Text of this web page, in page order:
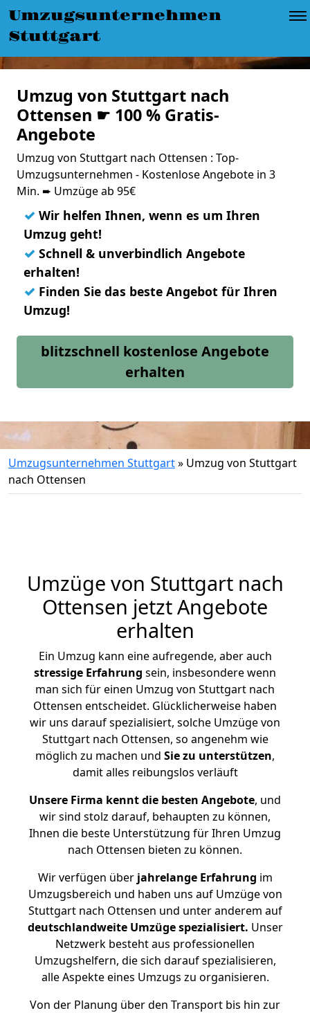
Umzugsunternehmen
Stuttgart
Umzug von Stuttgart nach
Ottensen ☛ 100 % Gratis-
Angebote
Umzug von Stuttgart nach Ottensen : Top-
Umzugsunternehmen - Kostenlose Angebote in 3
Min. ➨ Umzüge ab 95€
✓ Wir helfen Ihnen, wenn es um Ihren
Umzug geht!
✓ Schnell & unverbindlich Angebote
erhalten!
✓ Finden Sie das beste Angebot für Ihren
Umzug!
blitzschnell kostenlose Angebote
erhalten
Umzugsunternehmen Stuttgart» Umzug von Stuttgart
nach Ottensen
Umzüge von Stuttgart nach
Ottensen jetzt Angebote
erhalten
Ein Umzug kann eine aufregende, aber auch
stressige Erfahrung sein, insbesondere wenn
man sich für einen Umzug von Stuttgart nach
Ottensen entscheidet. Glücklicherweise haben
wir uns darauf spezialisiert, solche Umzüge von
Stuttgart nach Ottensen, so angenehm wie
möglich zu machen und Sie zu unterstützen,
damit alles reibungslos verläuft
Unsere Firma kennt die besten Angebote, und
wir sind stolz darauf, behaupten zu können,
Ihnen die beste Unterstützung für Ihren Umzug
nach Ottensen bieten zu können.
Wir verfügen überjahrelange Erfahrung im
Umzugsbereich und haben uns auf Umzüge von
Stuttgart nach Ottensen und unter anderem auf
deutschlandweite Umzüge spezialisiert. Unser
Netzwerk besteht aus professionellen
Umzugshelfern, die sich darauf spezialisieren,
alle Aspekte eines Umzugs zu organisieren.
Von der Planung über den Transport bis hin zur